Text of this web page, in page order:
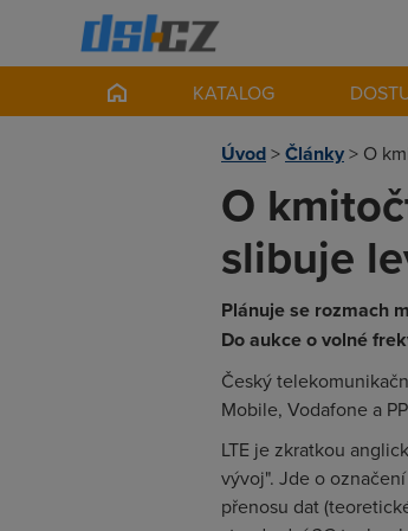
KATALOG
Úvod>Články> O
O
slibuje
Plánuje se rozmach
Do aukce o volné
Český
Mobile, Vodafone a
LTE je zkratkou
vývoj". Jde o
přenosu dat